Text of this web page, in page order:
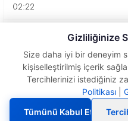
02:22
Egg Nesnesi
Section Nesnesi
Nesnesi
Gizliliğinize
Size daha iyi bir deneyim
kişiselleştirilmiş içerik
Tercihlerinizi istediğiniz
Politikası
Tümünü Kabul Et